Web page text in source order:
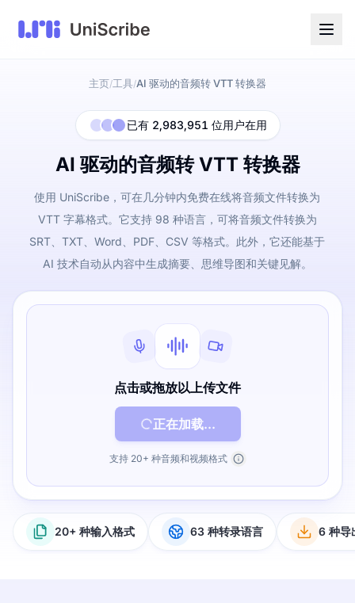
主页/工具/AI 驱动的音频转 VTT 转换器
已有 2,983,951 位用户在用
AI 驱动的音频转 VTT 转换器
使用 UniScribe，可在几分钟内免费在线将音频文件转换为
VTT 字幕格式。它支持 98 种语言，可将音频文件转换为
SRT、TXT、Word、PDF、CSV 等格式。此外，它还能基于
AI 技术自动从内容中生成摘要、思维导图和关键见解。
点击或拖放以上传文件
正在加载...
支持 20+ 种音频和视频格式
20+ 种输入格式 63 种转录语言 6 种导